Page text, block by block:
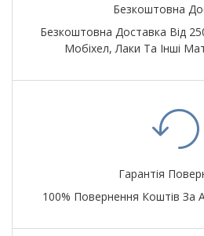
Безкоштовна
Безкоштовна Доставка Від
Мобіхел, Лаки Та Інші
Гарантія
100% Повернення Коштів За